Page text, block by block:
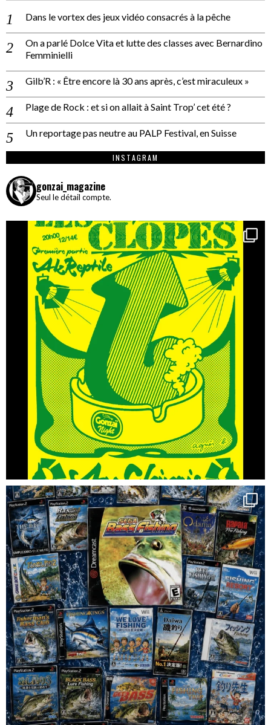
Dans le vortex des jeux vidéo consacrés à la pêche
On a parlé Dolce Vita et lutte des classes avec Bernardino
Femminielli
Gilb’R : « Être encore là 30 ans après, c’est miraculeux »
Plage de Rock : et si on allait à Saint Trop’ cet été ?
Un reportage pas neutre au PALP Festival, en Suisse
INSTAGRAM
gonzai_magazine
Seul le détail compte.